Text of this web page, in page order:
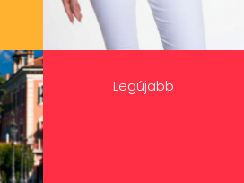
Legújabb